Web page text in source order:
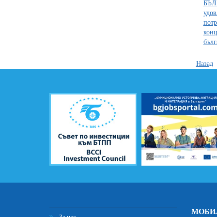
Назад